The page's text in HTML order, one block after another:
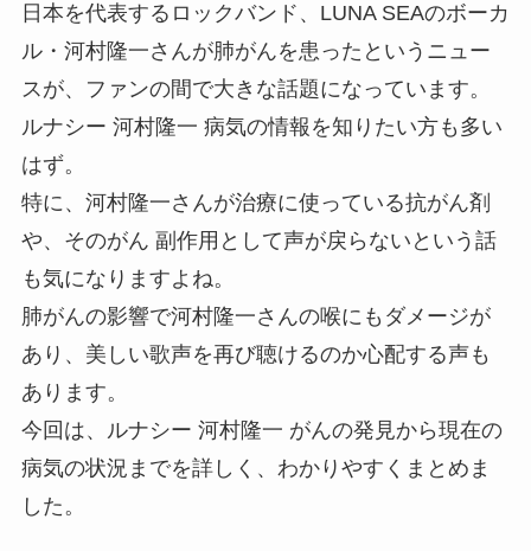
日本を代表するロックバンド、LUNA SEAのボーカ
ル・河村隆一さんが肺がんを患ったというニュー
スが、ファンの間で大きな話題になっています。
ルナシー 河村隆一 病気の情報を知りたい方も多い
はず。
特に、河村隆一さんが治療に使っている抗がん剤
や、そのがん 副作用として声が戻らないという話
も気になりますよね。
肺がんの影響で河村隆一さんの喉にもダメージが
あり、美しい歌声を再び聴けるのか心配する声も
あります。
今回は、ルナシー 河村隆一 がんの発見から現在の
病気の状況までを詳しく、わかりやすくまとめま
した。